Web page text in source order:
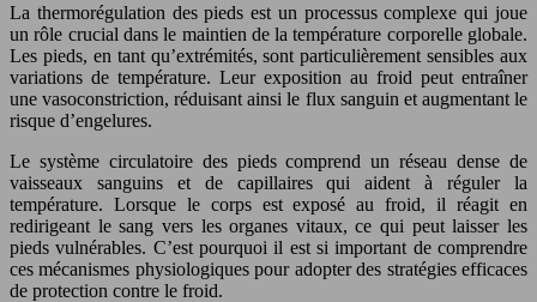
La thermorégulation des pieds est un processus complexe qui joue
un rôle crucial dans le maintien de la température corporelle globale.
Les pieds, en tant qu’extrémités, sont particulièrement sensibles aux
variations de température. Leur exposition au froid peut entraîner
une vasoconstriction, réduisant ainsi le flux sanguin et augmentant le
risque d’engelures.
Le système circulatoire des pieds comprend un réseau dense de
vaisseaux sanguins et de capillaires qui aident à réguler la
température. Lorsque le corps est exposé au froid, il réagit en
redirigeant le sang vers les organes vitaux, ce qui peut laisser les
pieds vulnérables. C’est pourquoi il est si important de comprendre
ces mécanismes physiologiques pour adopter des stratégies efficaces
de protection contre le froid.